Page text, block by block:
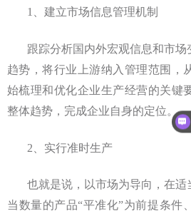
1、建立市场信息管理机制
跟踪分析国内外宏观信息和市场
趋势，将行业上游纳入管理范围，
始梳理和优化企业生产经营的关键
整体趋势，完成企业自身的定位。
2、实行准时生产
也就是说，以市场为导向，在
当数量的产品“平准化”为前提条件